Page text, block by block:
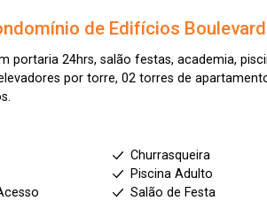
de Edifícios
portaria 24hrs, salão festas, academia,
por torre, 02 torres de
Churrasqueira
Piscina Adulto
Salão de Festa